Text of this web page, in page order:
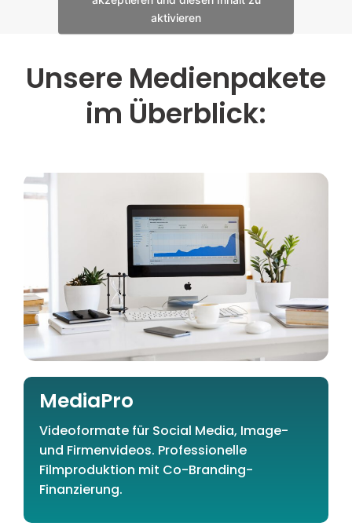
aktivieren
Unsere Medienpakete
im Überblick:
MediaPro
Videoformate für Social Media, Image-
und Firmenvideos. Professionelle
Filmproduktion mit Co-Branding-
Finanzierung.